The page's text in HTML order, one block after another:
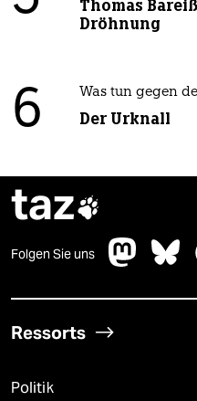
Thomas
Dröhnung
6 Was tun gegen
Der Urknall
taz
Folgen Sie uns
Ressorts
Politik